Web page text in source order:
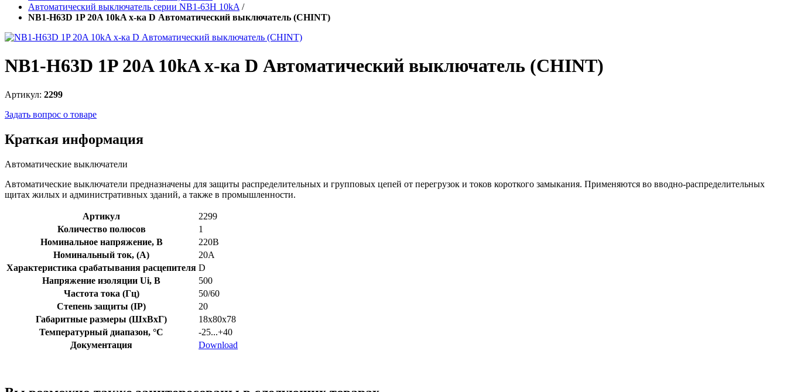
Автоматический выключатель серии NB1-63H 10kA /
NB1-H63D 1P 20A 10kA х-ка D Автоматический выключатель (CHINT)
NB1-H63D 1P 20A 10kA х-ка D Автоматический выключатель (CHINT)
Артикул: 2299
Задать вопрос о товаре
Краткая информация
Автоматические выключатели
Автоматические выключатели предназначены для защиты распределительных и групповых цепей от перегрузок и токов короткого замыкания. Применяются во вводно-распределительных
щитах жилых и административных зданий, а также в промышленности.
Артикул
2299
Количество полюсов
1
Номинальное напряжение, В
220В
Номинальный ток, (А)
20А
Характеристика срабатывания расцепителя D
Напряжение изоляции Ui, В
500
Частота тока (Гц)
50/60
Степень защиты (IP)
20
Габаритные размеры (ШхВхГ)
18х80х78
Температурный диапазон, °C
-25...+40
Документация
Download